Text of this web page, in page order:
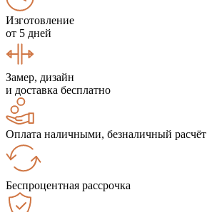
Изготовление
от 5 дней
Замер, дизайн
и доставка бесплатно
Оплата наличными, безналичный расчёт
Беспроцентная рассрочка